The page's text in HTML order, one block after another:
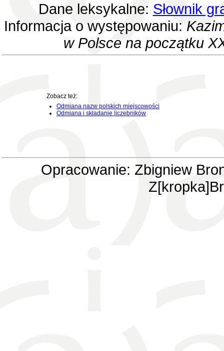
Dane leksykalne: Słownik
Informacja o występowaniu:
w Polsce na początku
Zobacz też:
Odmiana nazw polskich miejscowości
Odmiana i składanie liczebników
Opracowanie: Zbigniew